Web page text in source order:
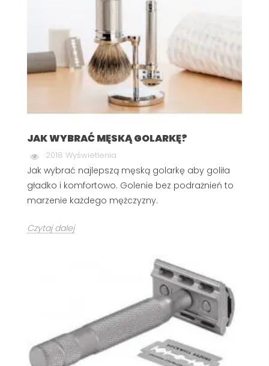
JAK WYBRAĆ MĘSKĄ GOLARKĘ?
2018 Wyświetlenia
Jak wybrać najlepszą męską golarkę aby goliła
gładko i komfortowo. Golenie bez podrażnień to
marzenie każdego mężczyzny.
Czytaj dalej